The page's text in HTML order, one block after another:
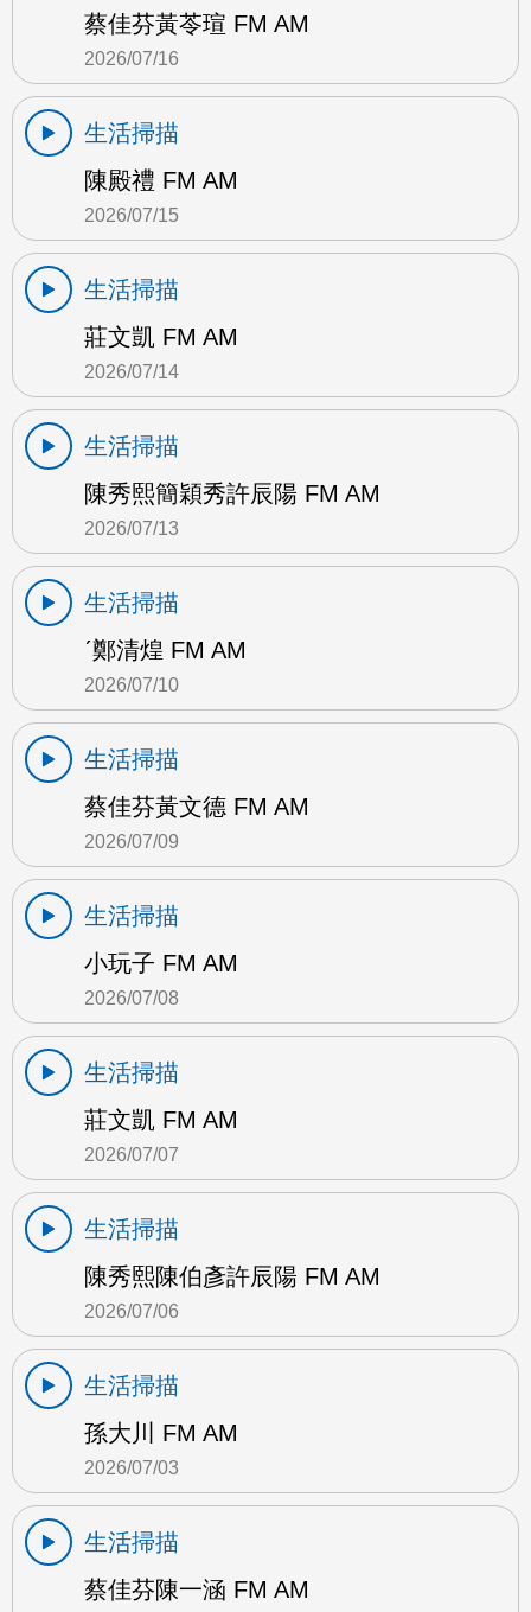
蔡佳芬黃苓瑄 FM AM
2026/07/16
生活掃描
陳殿禮 FM AM
2026/07/15
生活掃描
莊文凱 FM AM
2026/07/14
生活掃描
陳秀熙簡穎秀許辰陽 FM AM
2026/07/13
生活掃描
ˊ鄭清煌 FM AM
2026/07/10
生活掃描
蔡佳芬黃文德 FM AM
2026/07/09
生活掃描
小玩子 FM AM
2026/07/08
生活掃描
莊文凱 FM AM
2026/07/07
生活掃描
陳秀熙陳伯彥許辰陽 FM AM
2026/07/06
生活掃描
孫大川 FM AM
2026/07/03
生活掃描
蔡佳芬陳一涵 FM AM